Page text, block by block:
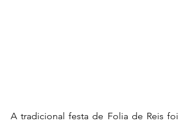
A tradicional festa de Folia de Reis foi